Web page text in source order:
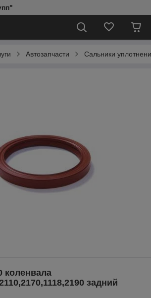
Автозапчасти Сальники
коленвала
задний